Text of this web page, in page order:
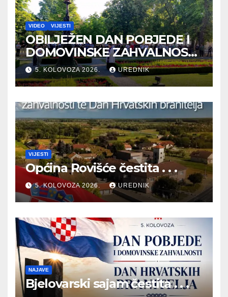
VIDEO VIJESTI
OBILJEŽEN DAN POBJEDE I
DOMOVINSKE ZAHVALNOSTI
TE DAN HRVATSKIH
BRANITELJA
5. KOLOVOZA 2026. UREDNIK
VIJESTI
Općina Rovišće čestita . . .
5. KOLOVOZA 2026. UREDNIK
NAJAVE
Bjelovarski sajam čestita . . .